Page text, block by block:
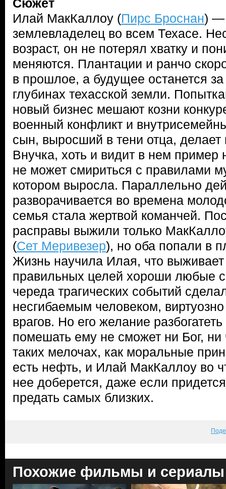
Сюжет
Илай МакКаллоу (Пирс Броснан) —
землевладелец во всем Техасе.
возраст, он не потерял хватку и
меняются. Плантации и ранчо
в прошлое, а будущее останется
глубинах техасской земли.
новый бизнес мешают козни
военный конфликт и
сын, выросший в тени отца,
Внучка, хоть и видит в нем пример
не может смириться с правилами
котором выросла. Параллельно
разворачивается во времена
семья стала жертвой команчей.
расправы выжили только
(Сет Меривезер), но оба попали в
Жизнь научила Илая, что
правильных целей хороши любые
череда трагических событий
несгибаемым человеком,
врагов. Но его желание
помешать ему не сможет ни Бог, ни
таких мелочах, как моральные
есть нефть, и Илай МакКаллоу во
нее доберется, даже если
предать самых близких.
Похожие фильмы и сериалы